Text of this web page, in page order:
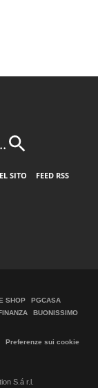
SITO
FEED RSS
SHOP
PGCASA
BUONISSIMO
Preferenze sui cookie
S.á r.l.